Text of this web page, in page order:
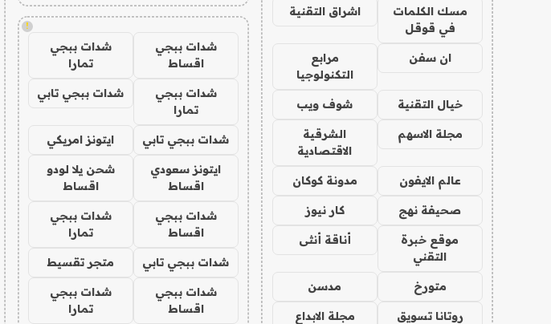
مسك الكلمات
في قوقل
اشراق التقنية
ان سفن
مرابع
التكنولوجيا
خيال التقنية شوف ويب
مجلة الاسهم
الشرقية
الاقتصادية
عالم الايفون مدونة كوكان
صحيفة نهج كار نيوز
موقع خبرة
التقني
أناقة أنثى
متورخ مدسن
روتانا تسويق مجلة الابداع
!
شدات ببجي
اقساط
شدات ببجي
تمارا
شدات ببجي
تمارا
شدات ببجي تابي
شدات ببجي تابي ايتونز امريكي
ايتونز سعودي
اقساط
شحن يلا لودو
اقساط
شدات ببجي
اقساط
شدات ببجي
تمارا
شدات ببجي تابي متجر تقسيط
شدات ببجي
اقساط
شدات ببجي
تمارا